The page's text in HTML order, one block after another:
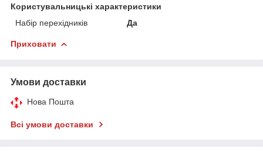
Користувальницькі характеристики
Набір перехідників
Да
Приховати
Умови доставки
Нова Пошта
Всі умови доставки